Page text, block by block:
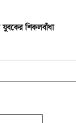
যুবকের শিকলবাঁধা